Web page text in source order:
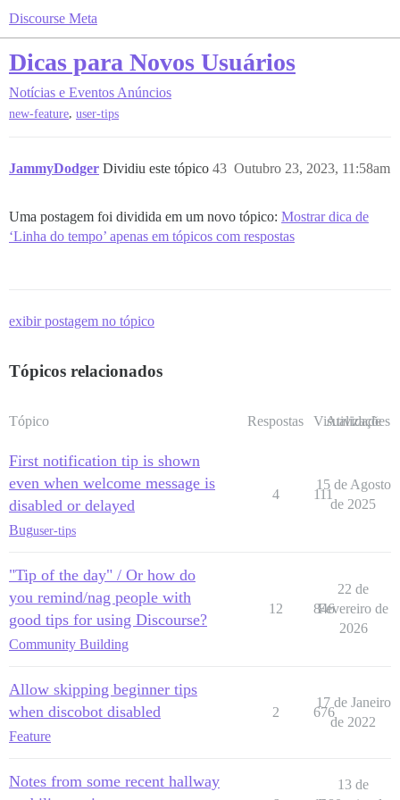
Discourse Meta
Dicas para Novos Usuários
Notícias e Eventos Anúncios
new-feature, user-tips
JammyDodger Dividiu este tópico Outubro 23, 2023, 11:58am
43
Uma postagem foi dividida em um novo tópico: Mostrar dica de
‘Linha do tempo’ apenas em tópicos com respostas
exibir postagem no tópico
Tópicos relacionados
Tópico Respostas Visualizações
Atividade
First notification tip is shown
even when welcome message is
disabled or delayed
Buguser-tips
4 111
15 de Agosto
de 2025
"Tip of the day" / Or how do
you remind/nag people with
good tips for using Discourse?
Community Building
12 846
22 de
Fevereiro de
2026
Allow skipping beginner tips
when discobot disabled
Feature
2 676
17 de Janeiro
de 2022
Notes from some recent hallway
13 de